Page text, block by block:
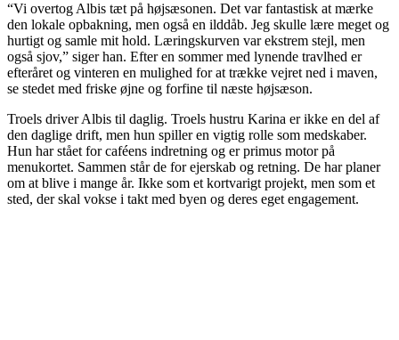
“Vi overtog Albis tæt på højsæsonen. Det var fantastisk at mærke
den lokale opbakning, men også en ilddåb. Jeg skulle lære meget og
hurtigt og samle mit hold. Læringskurven var ekstrem stejl, men
også sjov,” siger han. Efter en sommer med lynende travlhed er
efteråret og vinteren en mulighed for at trække vejret ned i maven,
se stedet med friske øjne og forfine til næste højsæson.
Troels driver Albis til daglig. Troels hustru Karina er ikke en del af
den daglige drift, men hun spiller en vigtig rolle som medskaber.
Hun har stået for caféens indretning og er primus motor på
menukortet. Sammen står de for ejerskab og retning. De har planer
om at blive i mange år. Ikke som et kortvarigt projekt, men som et
sted, der skal vokse i takt med byen og deres eget engagement.